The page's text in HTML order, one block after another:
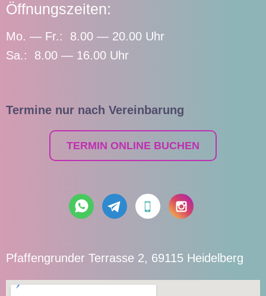
Öffnungszeiten:
Mo. — Fr.: 8.00 — 20.00 Uhr
Sa.: 8.00 — 16.00 Uhr
Termine nur nach Vereinbarung
TERMIN ONLINE BUCHEN
Pfaffengrunder Terrasse 2, 69115 Heidelberg